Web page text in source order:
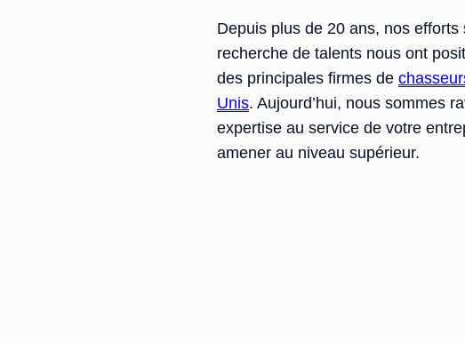
Depuis plus de 20 ans, nos efforts
recherche de talents nous ont
des principales firmes de
Unis. Aujourd’hui, nous sommes
expertise au service de votre
amener au niveau supérieur.